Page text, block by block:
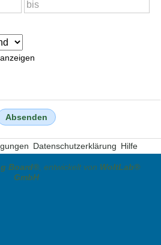
Datenschutzerklärung Hilfe
Board® , entwickelt von WoltLab®
GmbH